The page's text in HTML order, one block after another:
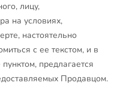
лицу,
на условиях,
настоятельно
с ее текстом, и в
предлагается
Продавцом.